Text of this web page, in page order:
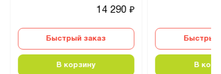
14 290₽
Быстрый заказ
В корзину
Быстрый
В